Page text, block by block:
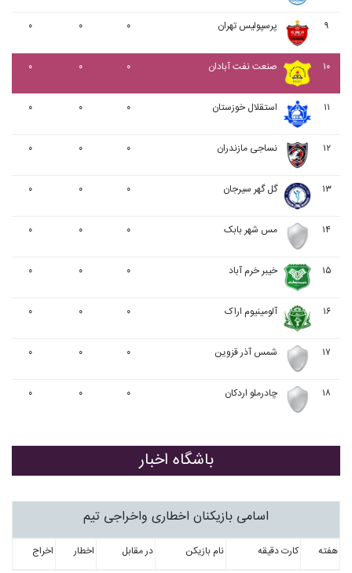
۹ پرسپولیس تهران ۰ ۰ ۰
۱۰ صنعت نفت آبادان ۰ ۰ ۰
۱۱ استقلال خوزستان ۰ ۰ ۰
۱۲ نساجی مازندران ۰ ۰ ۰
۱۳ گل گهر سیرجان ۰ ۰ ۰
۱۴ مس شهر بابک ۰ ۰ ۰
۱۵ خيبر خرم آباد ۰ ۰ ۰
۱۶ آلومينيوم اراک ۰ ۰ ۰
۱۷ شمس آذر قزوین ۰ ۰ ۰
۱۸ چادرملو اردکان ۰ ۰ ۰
باشگاه اخبار
اسامی بازیکنان اخطاری واخراجی تیم
هفته کارت دقیقه نام بازیکن در مقابل اخطار اخراج